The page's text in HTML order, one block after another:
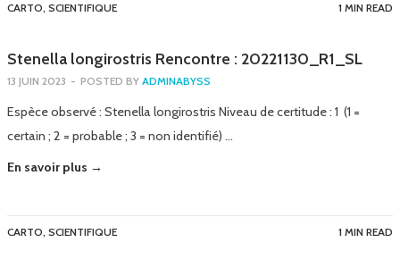
CARTO, SCIENTIFIQUE 1 MIN READ
Stenella longirostris Rencontre : 20221130_R1_SL
13 JUIN 2023 - POSTED BY ADMINABYSS
Espèce observé : Stenella longirostris Niveau de certitude : 1 (1 =
certain ; 2 = probable ; 3 = non identifié) …
En savoir plus →
CARTO, SCIENTIFIQUE 1 MIN READ